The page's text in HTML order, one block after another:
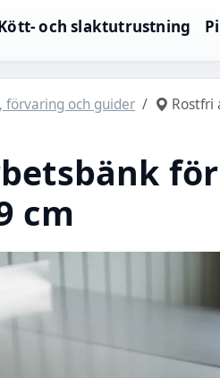
och slaktutrustning
förvaring och guider Rostfri
cm